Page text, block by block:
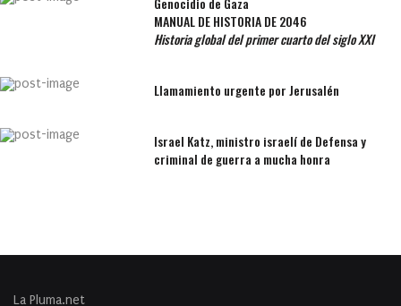
MANUAL DE HISTORIA DE 2046
Historia global del primer cuarto del siglo XXI
Llamamiento urgente por Jerusalén
Israel Katz, ministro israelí de Defensa y
criminal de guerra a mucha honra
La Pluma.net